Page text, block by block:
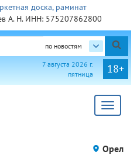
А. Н. ИНН: 575207862800
по новостям
18+
7 августа 2026 г.
пятница
Toggle
Орел